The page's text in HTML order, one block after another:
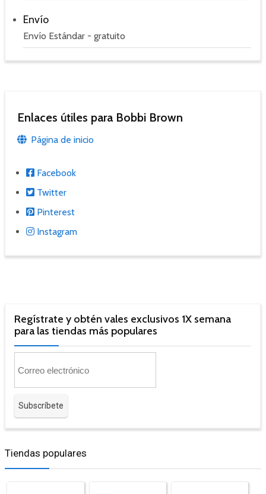
Envío
Envío Estándar - gratuito
Enlaces útiles para Bobbi Brown
Página de inicio
Facebook
Twitter
Pinterest
Instagram
Regístrate y obtén vales exclusivos 1X semana
para las tiendas más populares
Tiendas populares